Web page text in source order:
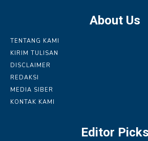
About Us
TENTANG KAMI
KIRIM TULISAN
DISCLAIMER
REDAKSI
MEDIA SIBER
KONTAK KAMI
Editor Picks